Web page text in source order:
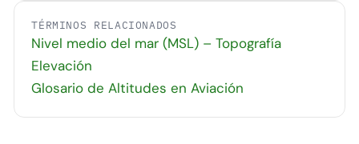
TÉRMINOS RELACIONADOS
Nivel medio del mar (MSL) – Topografía
Elevación
Glosario de Altitudes en Aviación